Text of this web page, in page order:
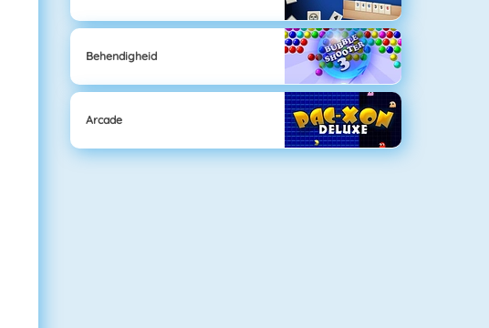
Behendigheid
Arcade